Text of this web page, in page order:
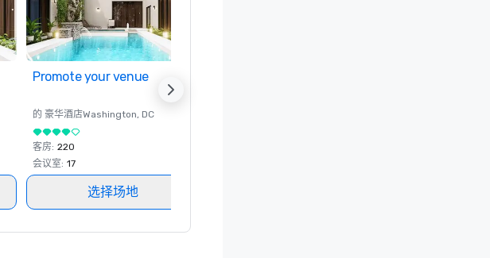
Promote your venue
的 豪华酒店Washington, DC
客房: 220
会议室: 17
选择场地